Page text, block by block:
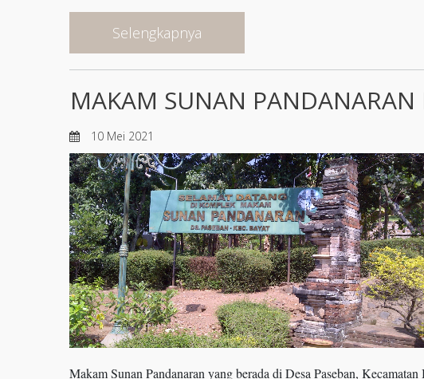
Selengkapnya
MAKAM SUNAN PANDANARAN
10 Mei 2021
Makam Sunan Pandanaran yang berada di Desa Paseban,